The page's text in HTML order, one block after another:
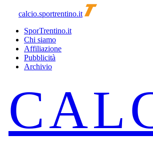
calcio.sportrentino.it
SporTrentino.it
Chi siamo
Affiliazione
Pubblicità
Archivio